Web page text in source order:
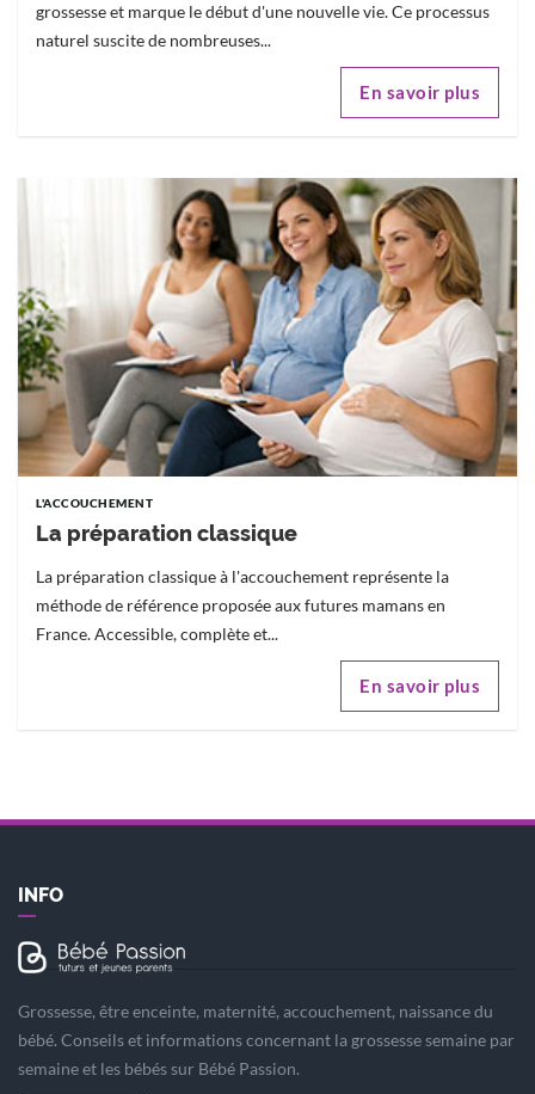
grossesse et marque le début d'une nouvelle vie. Ce processus
naturel suscite de nombreuses...
En savoir plus
L'ACCOUCHEMENT
La préparation classique
La préparation classique à l'accouchement représente la
méthode de référence proposée aux futures mamans en
France. Accessible, complète et...
En savoir plus
INFO
Grossesse, être enceinte, maternité, accouchement, naissance du
bébé. Conseils et informations concernant la grossesse semaine par
semaine et les bébés sur Bébé Passion.